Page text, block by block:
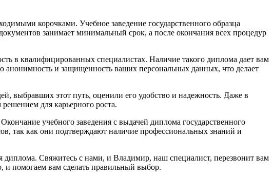
корочками. Учебное заведение государственного образца
занимает минимальный срок, а после окончания всех процедур
в квалифицированных специалистах. Наличие такого диплома дает вам
и защищенность ваших персональных данных, что делает
выбравших этот путь, оценили его удобство и надежность. Даже в
для карьерного роста.
учебного заведения с выдачей диплома государственного
так как они подтверждают наличие профессиональных знаний и
Свяжитесь с нами, и Владимир, наш специалист, перезвонит вам
и помогаем вам сделать правильный выбор.